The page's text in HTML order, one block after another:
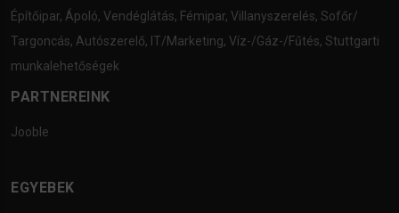
Építőipar, Ápoló, Vendéglátás, Fémipar, Villanyszerelés, Sofőr/
Targoncás, Autószerelő, IT/Marketing, Víz-/Gáz-/Fűtés, Stuttgarti
munkalehetőségek
PARTNEREINK
Jooble
EGYEBEK